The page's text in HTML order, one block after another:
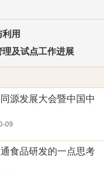
用
及试点工作进展
源发展大会暨中国中
09
食品研发的一点思考